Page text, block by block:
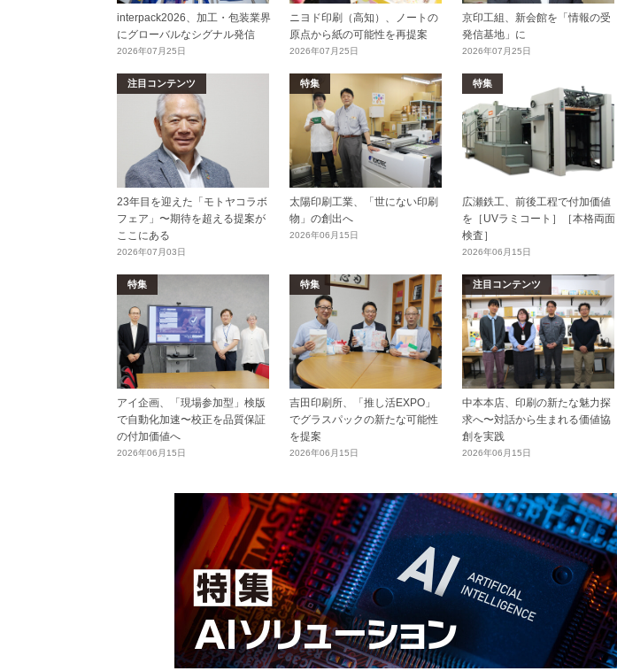
interpack2026、加工・包装業界
にグローバルなシグナル発信
2026年07月25日
ニヨド印刷（高知）、ノートの
原点から紙の可能性を再提案
2026年07月25日
京印工組、新会館を「情報の受
発信基地」に
2026年07月25日
注目コンテンツ
23年目を迎えた「モトヤコラボ
フェア」〜期待を超える提案が
ここにある
2026年07月03日
特集
太陽印刷工業、「世にない印刷
物」の創出へ
2026年06月15日
特集
広瀬鉄工、前後工程で付加価値
を［UVラミコート］［本格両面
検査］
2026年06月15日
特集
アイ企画、「現場参加型」検版
で自動化加速〜校正を品質保証
の付加価値へ
2026年06月15日
特集
吉田印刷所、「推し活EXPO」
でグラスパックの新たな可能性
を提案
2026年06月15日
注目コンテンツ
中本本店、印刷の新たな魅力探
求へ〜対話から生まれる価値協
創を実践
2026年06月15日